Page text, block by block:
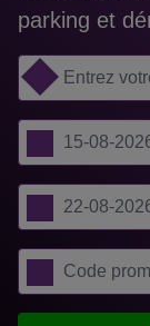
parking et